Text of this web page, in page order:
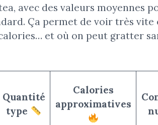
avec des valeurs moyennes
Ça permet de voir très vite
et où on peut gratter
Quantité
type
Calories
approximatives